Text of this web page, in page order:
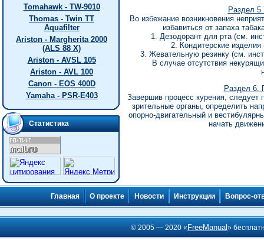
Tomahawk - TW-9010
Thomas - Twin TT
Aquafilter
Ariston - Margherita 2000
(ALS 88 X)
Ariston - AVSL 105
Ariston - AVL 100
Canon - EOS 400D
Yamaha - PSR-E403
Статистика
Раздел
Во избежание возникновения
избавиться от запаха
1. Дезодорант для рта (см.
2. Кондитерские
3. Жевательную резинку (см.
В случае отсутствия
Раздел 6.
Завершив процесс курения, следует
зрительные органы, определить
опорно-двигательный и
начать
Главная О проекте Новости Инструкции Вопрос-
© 2005 — 2020 « FreeManual»